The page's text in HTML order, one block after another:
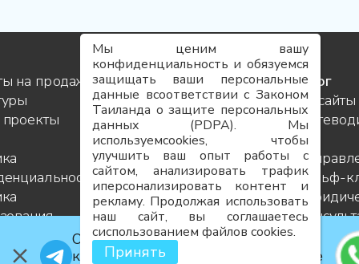
на продажу
Услуги
Контакты
Команда
Карьера
FAQ
Карта
сайта
Блог
Инсайты
по
Гольф-
Мы ценим вашу
конфиденциальность и обязуемся
защищать ваши персональные
данные всоответствии с Законом
Таиланда о защите персональных
данных (PDPA). Мы
используемcookies, чтобы
улучшить ваш опыт работы с
сайтом, анализировать трафик
иперсонализировать контент и
рекламу. Продолжая использовать
наш сайт, вы соглашаетесь
сиспользованием файлов cookies.
Принять
Официальный телеграм-канал
компании: акции, сделки, закрытые